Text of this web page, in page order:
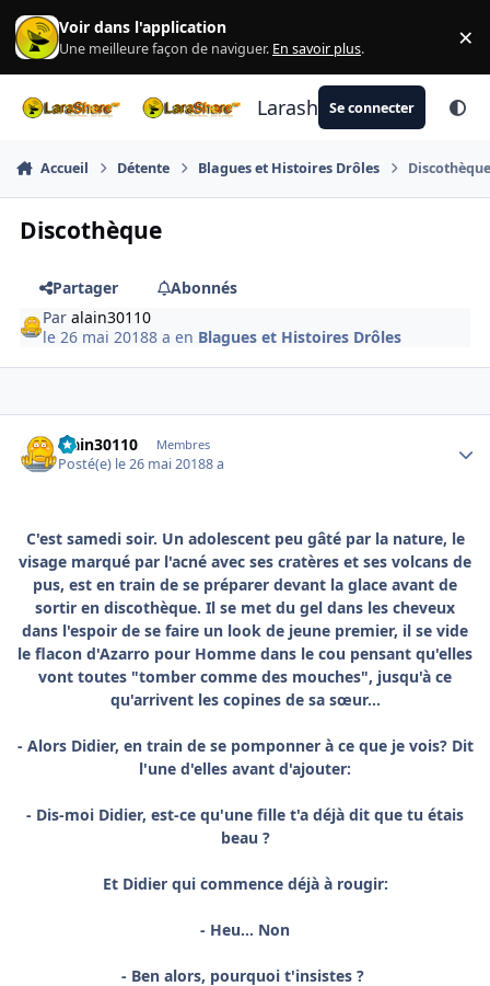
Aller au contenu
Voir dans l'application
Une meilleure façon de naviguer. En savoir plus. ×
LarashareSe connecter
Accueil Détente Blagues et Histoires Drôles
Discothèque
Partager
Abonnés
Paralain30110
le 26 mai 20188 a en Blagues et Histoires Drôles
alain30110 Membres
Posté(e) le 26 mai 20188 a
C'est samedi soir. Un adolescent peu gâté par la nature, le
visage marqué par l'acné avec ses cratères et ses volcans de
pus, est en train de se préparer devant la glace avant de
sortir en discothèque. Il se met du gel dans les cheveux
dans l'espoir de se faire un look de jeune premier, il se vide
le flacon d'Azarro pour Homme dans le cou pensant qu'elles
vont toutes "tomber comme des mouches", jusqu'à ce
qu'arrivent les copines de sa sœur...
- Alors Didier, en train de se pomponner à ce que je vois? Dit
l'une d'elles avant d'ajouter:
- Dis-moi Didier, est-ce qu'une fille t'a déjà dit que tu étais
beau ?
Et Didier qui commence déjà à rougir:
- Heu... Non
- Ben alors, pourquoi t'insistes ?